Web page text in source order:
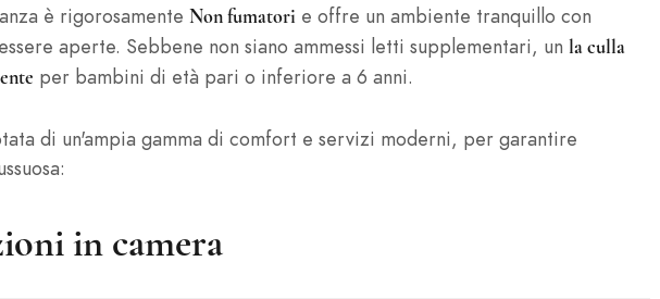
è rigorosamente Non fumatori e offre un ambiente tranquillo con
aperte. Sebbene non siano ammessi letti supplementari, un la culla
per bambini di età pari o inferiore a 6 anni.
di un'ampia gamma di comfort e servizi moderni, per garantire
in camera